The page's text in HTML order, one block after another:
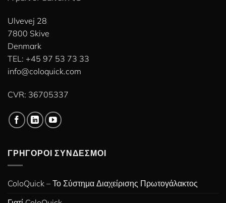
Ulvevej 28
7800 Skive
Denmark
TEL: +45 97 53 73 33
info@coloquick.com
CVR: 36705337
ΓΡΉΓΟΡΟΙ ΣΎΝΔΕΣΜΟΙ
ColoQuick – Το Σύστημα Διαχείρισης Πρωτογάλακτος